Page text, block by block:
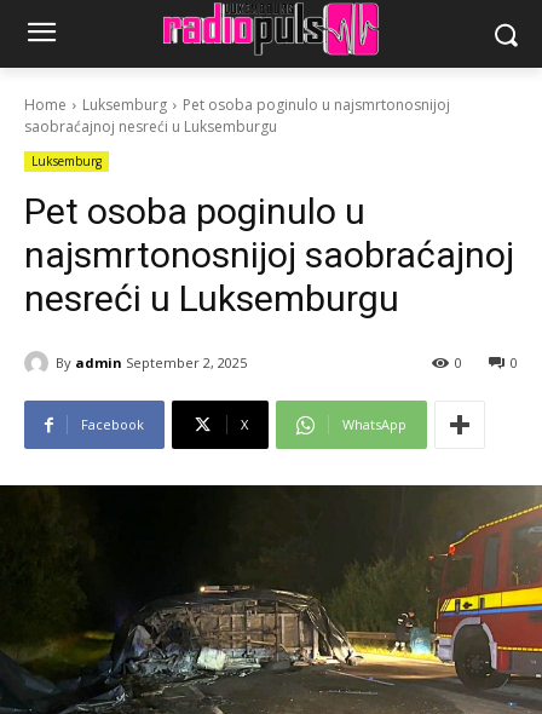
Home Luksemburg
Pet osoba poginulo u najsmrtonosnijoj
saobraćajnoj nesreći u Luksemburgu
Luksemburg
Pet osoba poginulo u
najsmrtonosnijoj saobraćajnoj
nesreći u Luksemburgu
By admin September 2, 2025 0
0
Facebook X WhatsApp